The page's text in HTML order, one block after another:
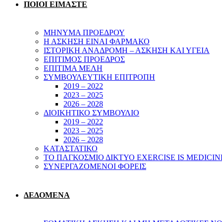
ΠΟΙΟΙ ΕΙΜΑΣΤΕ
ΜΗΝΥΜΑ ΠΡΟΕΔΡΟΥ
Η ΑΣΚΗΣΗ ΕΙΝΑΙ ΦΑΡΜΑΚΟ
ΙΣΤΟΡΙΚΗ ΑΝΑΔΡΟΜΗ – ΑΣΚΗΣΗ ΚΑΙ ΥΓΕΙΑ
ΕΠΙΤΙΜΟΣ ΠΡΟΕΔΡΟΣ
ΕΠΙΤΙΜΑ ΜΕΛΗ
ΣΥΜΒΟΥΛΕΥΤΙΚΗ ΕΠΙΤΡΟΠΗ
2019 – 2022
2023 – 2025
2026 – 2028
ΔΙΟΙΚΗΤΙΚΟ ΣΥΜΒΟΥΛΙΟ
2019 – 2022
2023 – 2025
2026 – 2028
ΚΑΤΑΣΤΑΤΙΚΟ
ΤΟ ΠΑΓΚΟΣΜΙΟ ΔΙΚΤΥΟ EXERCISE IS
ΣΥΝΕΡΓΑΖΟΜΕΝΟΙ ΦΟΡΕΙΣ
ΔΕΔΟΜΕΝΑ